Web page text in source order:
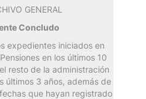
GENERAL
Concludo
expedientes iniciados en
en los últimos 10
resto de la administración
últimos 3 años, además de
que hayan registrado